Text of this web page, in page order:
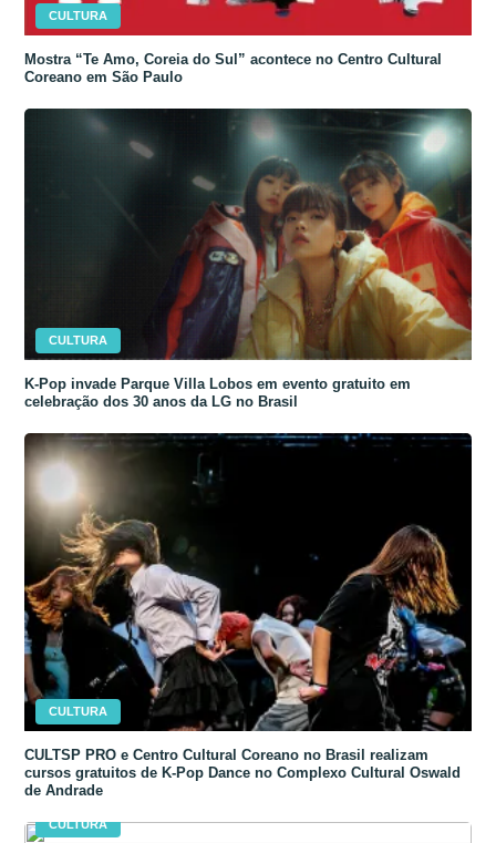
CULTURA
Mostra “Te Amo, Coreia do Sul” acontece no Centro Cultural
Coreano em São Paulo
CULTURA
K-Pop invade Parque Villa Lobos em evento gratuito em
celebração dos 30 anos da LG no Brasil
CULTURA
CULTSP PRO e Centro Cultural Coreano no Brasil realizam
cursos gratuitos de K-Pop Dance no Complexo Cultural Oswald
de Andrade
CULTURA